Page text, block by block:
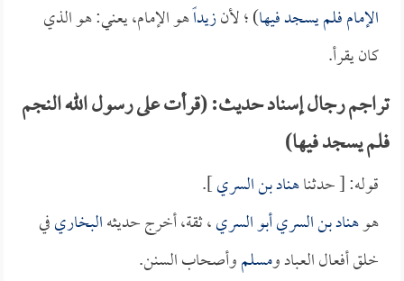
الإمام فلم يسجد فيها) ؛ لأنزيداًهو الإمام، يعني: هو الذي
كان يقرأ.
تراجم رجال إسناد حديث: (قرأت على رسول الله النجم
فلم يسجد فيها)
قوله: [ حدثناهناد بن السري].
هوهناد بن السري أبو السري، ثقة، أخرج حديثهالبخاريفي
خلق أفعال العباد ومسلموأصحاب السنن.